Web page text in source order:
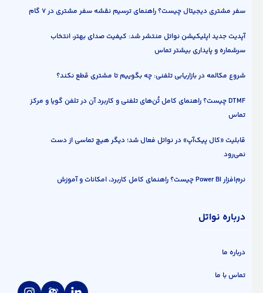
سفر مشتری دیجیتال چیست؟ راهنمای ترسیم نقشه سفر مشتری در ۷ گام
آپدیت جدید اپلیکیشن نواتل منتشر شد: کیفیت صدای بهتر، انتخاب
سرشماره و پایداری بیشتر تماس
شروع مکالمه در بازاریابی تلفنی: چه بگوییم تا مشتری قطع نکند؟
DTMF چیست؟ راهنمای کامل تُن‌های تلفنی و کاربرد آن در تلفن گویا و مرکز
تماس
قابلیت «کال پیک‌آپ» در نواتل فعال شد؛ دیگر هیچ تماسی از دست
نمی‌رود
نرم‌افزار Power BI چیست؟ راهنمای کامل کاربرد، امکانات و آموزش
درباره نواتل
درباره ما
تماس با ما